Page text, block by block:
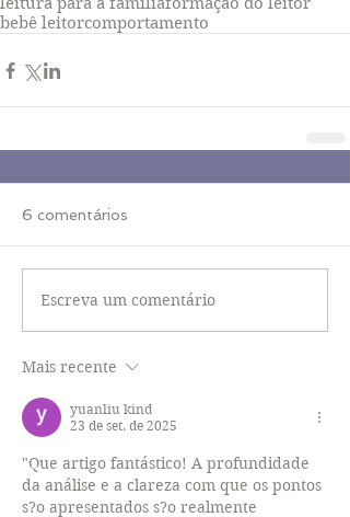
bebê leitorcomportamento
6 comentários
Escreva um comentário
Mais recente
yuanliu kind
23 de set. de 2025
"Que artigo fantástico! A profundidade
da análise e a clareza com que os pontos
s?o apresentados s?o realmente